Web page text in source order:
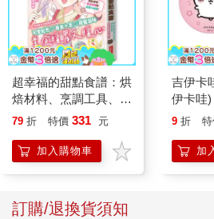
超幸福的甜點食譜：烘
焙材料、烹調工具、可
愛配色【閃亮女孩6】
79 折 特價 331 元
加入購物車
吉伊卡
伊卡哇)
9 折
加
訂購/退換貨須知